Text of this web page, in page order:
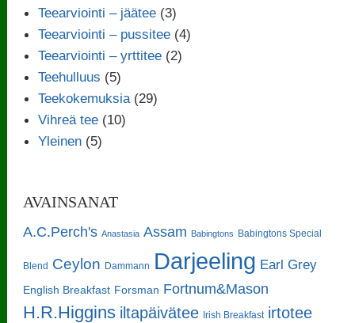
Teearviointi – jäätee (3)
Teearviointi – pussitee (4)
Teearviointi – yrttitee (2)
Teehulluus (5)
Teekokemuksia (29)
Vihreä tee (10)
Yleinen (5)
AVAINSANAT
A.C.Perch's Anastasia Assam Babingtons Babingtons Special
Blend Ceylon Dammann Darjeeling Earl Grey
English Breakfast Forsman Fortnum&Mason
H.R.Higgins iltapäivätee Irish Breakfast irtotee